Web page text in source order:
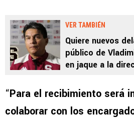
VER TAMBIÉN
Quiere nuevos
público de
en jaque a la
“Para el recibimiento será
colaborar con los